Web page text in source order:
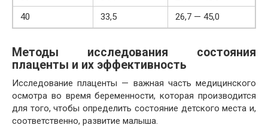
40
33,5 26,7 — 45,0
Методы исследования состояния
плаценты и их эффективность
Исследование плаценты — важная часть медицинского
осмотра во время беременности, которая производится
для того, чтобы определить состояние детского места и,
соответственно, развитие малыша.